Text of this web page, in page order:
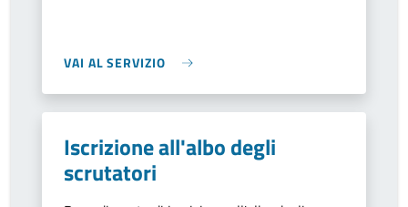
VAI AL SERVIZIO
Iscrizione all'albo degli
scrutatori